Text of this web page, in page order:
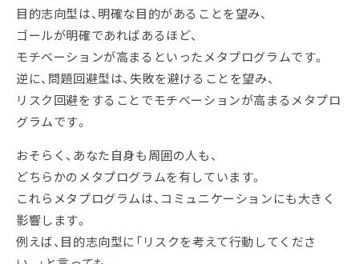
目的志向型は、明確な目的があることを望み、
ゴールが明確であればあるほど、
モチベーションが高まるといったメタプログラムです。
逆に、問題回避型は、失敗を避けることを望み、
リスク回避をすることでモチベーションが高まるメタプロ
グラムです。
おそらく、あなた自身も周囲の人も、
どちらかのメタプログラムを有しています。
これらメタプログラムは、コミュニケーションにも大きく
影響します。
例えば、目的志向型に「リスクを考えて行動してくださ